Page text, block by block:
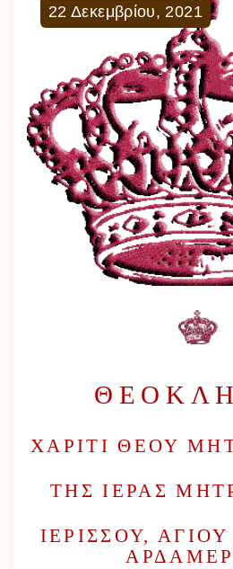
22 Δεκεμβρίου, 2021
ΧΑΡΙΤΙ ΘΕΟΥ
ΤΗΣ ΙΕΡΑΣ
ΙΕΡΙΣΣΟΥ,